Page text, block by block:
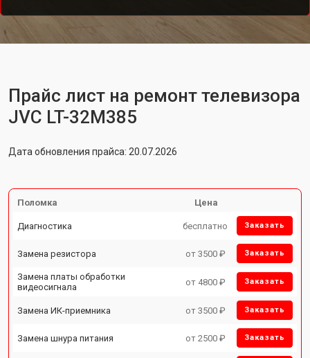
Прайс лист на ремонт телевизора
JVC LT-32M385
Дата обновления прайса: 20.07.2026
Поломка Цена
Диагностика бесплатно Заказать
Замена резистора от 3500 ₽ Заказать
Замена платы обработки
видеосигнала
от 4800 ₽ Заказать
Замена ИК-приемника от 3500 ₽ Заказать
Замена шнура питания от 2500 ₽ Заказать